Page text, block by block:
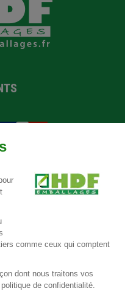
Agrément
Certification
Ecovadis